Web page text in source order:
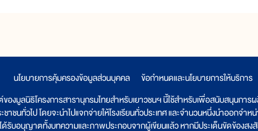
นโยบายการคุ้มครองข้อมูลส่วนบุคคล
ข้อกำหนดและนโยบายการให้บริการ
องมูลนิธิโครงการสารานุกรมไทยสำหรับเยาวชนฯ นี้ใช้สำหรับเพื่อสนับสนุนกา
ชาชนทั่วไป โดยจะนำไปแจกจ่ายให้โรงเรียนทั่วประเทศ และจำนวนหนึ่งนำออก
รับอนุญาตทั้งบทความและภาพประกอบจากผู้เขียนแล้ว หากมีประเด็นขัดข้องสงสั